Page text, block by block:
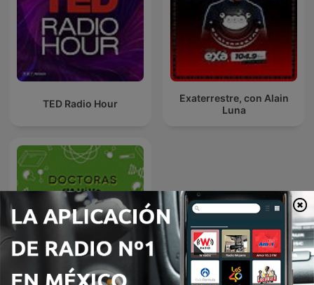
TED Radio Hour
Exaterrestre, con Alain
Luna